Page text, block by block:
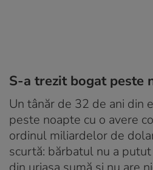
S-a trezit bogat peste
Un tânăr de 32 de ani din
peste noapte cu o avere
ordinul miliardelor de
scurtă: bărbatul nu a